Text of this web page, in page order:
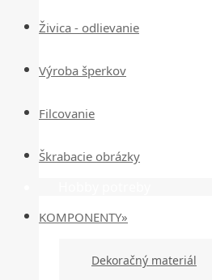
Živica - odlievanie
Výroba šperkov
Filcovanie
Škrabacie obrázky
KOMPONENTY»
Dekoračný materiál